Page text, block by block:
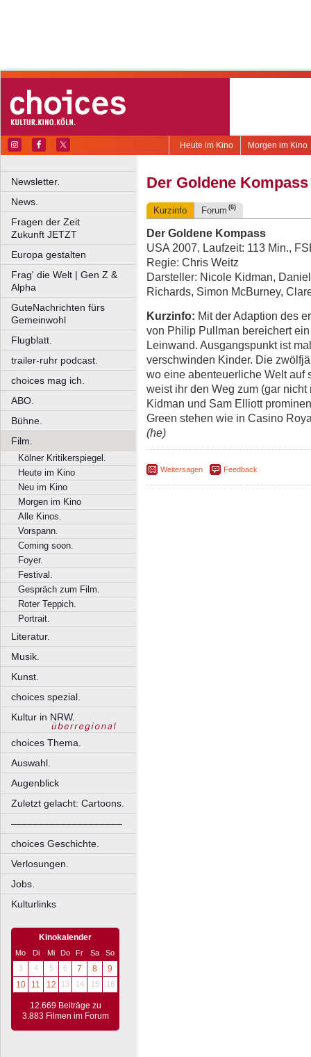
Morgen im Kino
Heute im Kino
Newsletter.
News.
Fragen der Zeit
Zukunft JETZT
Europa gestalten
Frag' die Welt | Gen Z &
Alpha
GuteNachrichten fürs
Gemeinwohl
Flugblatt.
trailer-ruhr podcast.
choices mag ich.
ABO.
Bühne.
Film.
Kölner Kritikerspiegel.
Heute im Kino
Neu im Kino
Morgen im Kino
Alle Kinos.
Vorspann.
Coming soon.
Foyer.
Festival.
Gespräch zum Film.
Roter Teppich.
Portrait.
Literatur.
Musik.
Kunst.
choices spezial.
Kultur in NRW.
choices Thema.
Auswahl.
Augenblick
Zuletzt gelacht: Cartoons.
––––––––––––––––––––
choices Geschichte.
Verlosungen.
Jobs.
Kulturlinks
Kinokalender
Mo Di Mi Do Fr Sa
So
3
4 5 6 7 8
9
10
11 12 13 14 15 16
12.669 Beiträge zu
3.883 Filmen im Forum
Der Goldene Kompass
Kurzinfo Forum (6)
Der Goldene Kompass
USA 2007, Laufzeit: 113 Min.,
Regie: Chris Weitz
Darsteller: Nicole Kidman,
Richards, Simon McBurney,
Kurzinfo: Mit der Adaption des
von Philip Pullman bereichert
Leinwand. Ausgangspunkt ist
verschwinden Kinder. Die
wo eine abenteuerliche Welt auf
weist ihr den Weg zum (gar
Kidman und Sam Elliott
Green stehen wie in Casino
(he)
Weitersagen Feedback